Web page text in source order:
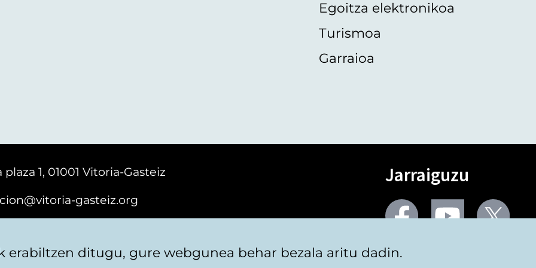
Egoitza elektronikoa
Turismoa
Garraioa
plaza 1, 01001 Vitoria-Gasteiz
gasteiz.org
Jarraiguzu
Facebook Youtube
erabiltzen ditugu, gure webgunea behar bezala aritu dadin.